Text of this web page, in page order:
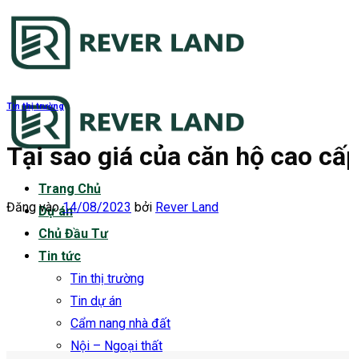
Bỏ
nội
Trang Chủ
Dự án
Chủ Đầu Tư
Tin tức
Tin thị trường
Tin dự án
Cẩm nang nhà đất
Nội – Ngoại thất
Tin thị trường
Tại sao giá của căn hộ cao
Đăng vào14/08/2023 bởi Rever Land